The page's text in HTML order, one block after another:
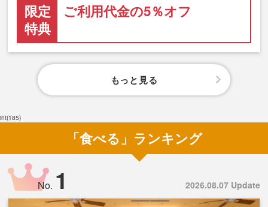
限定
特典
ご利用代金の5％オフ
もっと見る
int(185)
「食べる」ランキング
2026.08.07 Update
No. 1